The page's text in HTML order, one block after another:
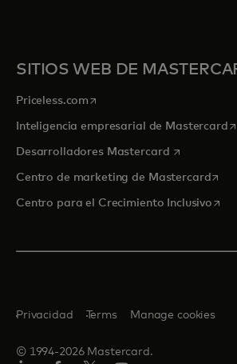
SITIOS WEB DE
Priceless.com se abre en una pestaña
Inteligencia empresarial de Mastercard
Desarrolladores Mastercard se abre en
Centro de marketing de Mastercardse
Centro para el Crecimiento Inclusivose
© 1994-2026 Mastercard.
Privacidad Terms Manage cookies